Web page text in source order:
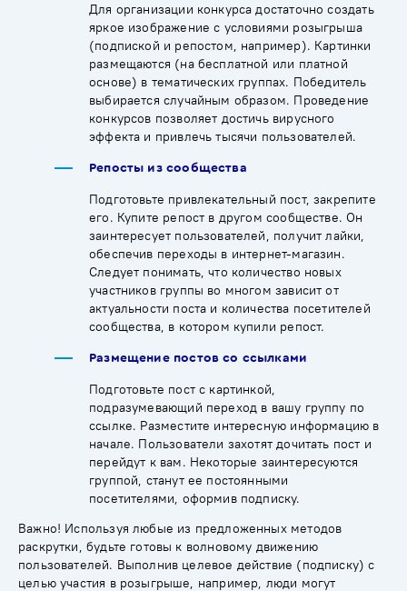
Для организации конкурса достаточно создать
яркое изображение с условиями розыгрыша
(подпиской и репостом, например). Картинки
размещаются (на бесплатной или платной
основе) в тематических группах. Победитель
выбирается случайным образом. Проведение
конкурсов позволяет достичь вирусного
эффекта и привлечь тысячи пользователей.
Репосты из сообщества
Подготовьте привлекательный пост, закрепите
его. Купите репост в другом сообществе. Он
заинтересует пользователей, получит лайки,
обеспечив переходы в интернет-магазин.
Следует понимать, что количество новых
участников группы во многом зависит от
актуальности поста и количества посетителей
сообщества, в котором купили репост.
Размещение постов со ссылками
Подготовьте пост с картинкой,
подразумевающий переход в вашу группу по
ссылке. Разместите интересную информацию в
начале. Пользователи захотят дочитать пост и
перейдут к вам. Некоторые заинтересуются
группой, станут ее постоянными
посетителями, оформив подписку.
Важно! Используя любые из предложенных методов
раскрутки, будьте готовы к волновому движению
пользователей. Выполнив целевое действие (подписку) с
целью участия в розыгрыше, например, люди могут